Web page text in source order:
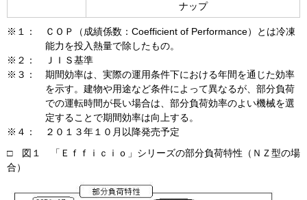
ナップ
※１：
ＣＯＰ（成績係数：Coefficient of Performance）とは冷凍
能力を投入熱量で除したもの。
※２：
ＪＩＳ基準
※３：
期間効率は、実際の運用条件下における年間を通じた効率
を示す。建物や用途など条件によって異なるが、部分負荷
での運転時間が長い場合は、部分負荷効率のよい機械を選
定することで期間効率は向上する。
※４：
２０１３年１０月以降発売予定
□ 図１ 「Ｅｆｆｉｃｉｏ」シリーズの部分負荷特性（ＮＺ型の場
合）